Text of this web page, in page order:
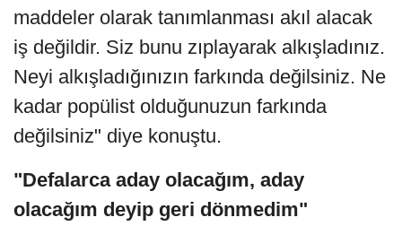
maddeler olarak tanımlanması akıl alacak
iş değildir. Siz bunu zıplayarak alkışladınız.
Neyi alkışladığınızın farkında değilsiniz. Ne
kadar popülist olduğunuzun farkında
değilsiniz" diye konuştu.
"Defalarca aday olacağım, aday
olacağım deyip geri dönmedim"